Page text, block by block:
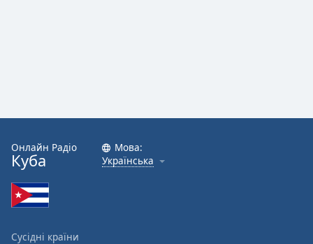
Онлайн Радіо
Куба
Мова:
Українська
Сусідні країни